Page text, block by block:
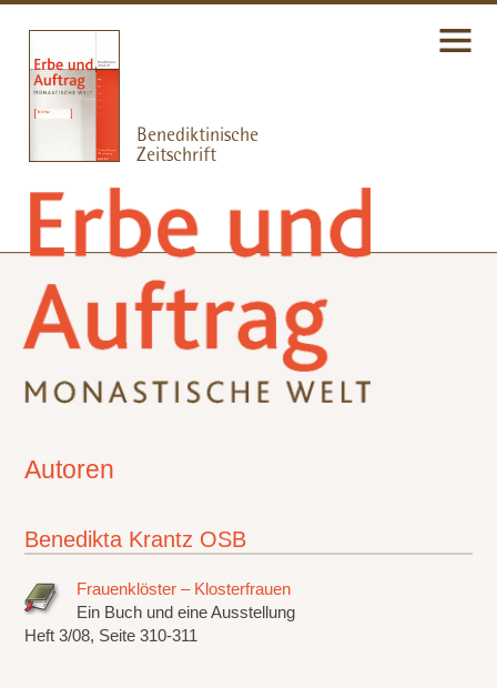
Autoren
Benedikta Krantz OSB
Frauenklöster – Klosterfrauen
Ein Buch und eine Ausstellung
Heft 3/08, Seite 310-311